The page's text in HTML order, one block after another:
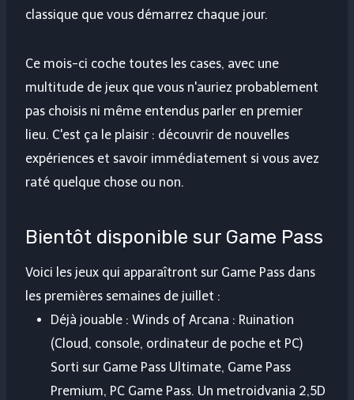
classique que vous démarrez chaque jour.
Ce mois-ci coche toutes les cases, avec une
multitude de jeux que vous n'auriez probablement
pas choisis ni même entendus parler en premier
lieu. C'est ça le plaisir : découvrir de nouvelles
expériences et savoir immédiatement si vous avez
raté quelque chose ou non.
Bientôt disponible sur Game Pass
Voici les jeux qui apparaîtront sur Game Pass dans
les premières semaines de juillet :
Déjà jouable : Winds of Arcana : Ruination
(Cloud, console, ordinateur de poche et PC)
Sorti sur Game Pass Ultimate, Game Pass
Premium, PC Game Pass. Un metroidvania 2,5D